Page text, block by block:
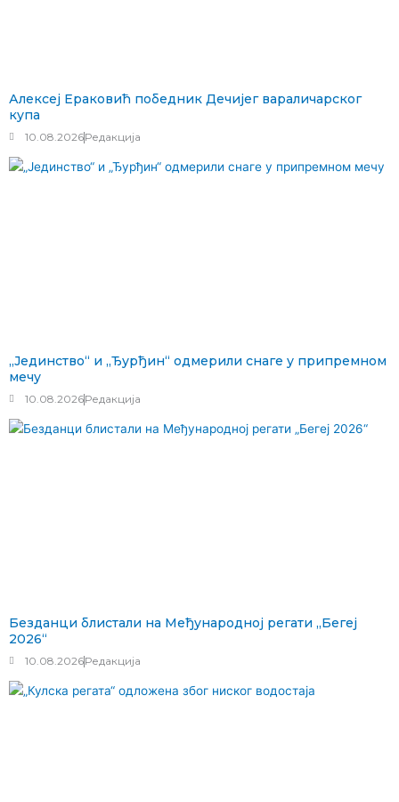
Алексеј Ераковић победник Дечијег вараличарског
купа
10.08.2026Редакција
„Јединство“ и „Ђурђин“ одмерили снаге у припремном
мечу
10.08.2026Редакција
Безданци блистали на Међународној регати „Бегеј
2026“
10.08.2026Редакција